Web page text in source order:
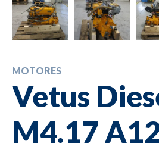
MOTORES
Vetus
M4.17